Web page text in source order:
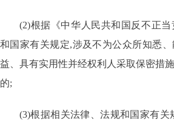
(2)根据《中华人民共和国反不正
和国家有关规定,涉及不为公众所知悉
益、具有实用性并经权利人采取保密措
的;
(3)根据相关法律、法规和国家有关